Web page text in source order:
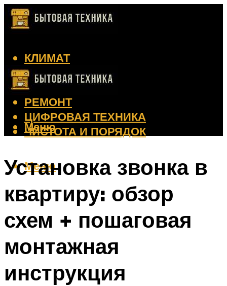
КЛИМАТ
КРАСОТА
КУХНЯ
РЕМОНТ
ЦИФРОВАЯ ТЕХНИКА
ЧИСТОТА И ПОРЯДОК
Меню
Меню
Установка звонка в
квартиру: обзор
схем + пошаговая
монтажная
инструкция